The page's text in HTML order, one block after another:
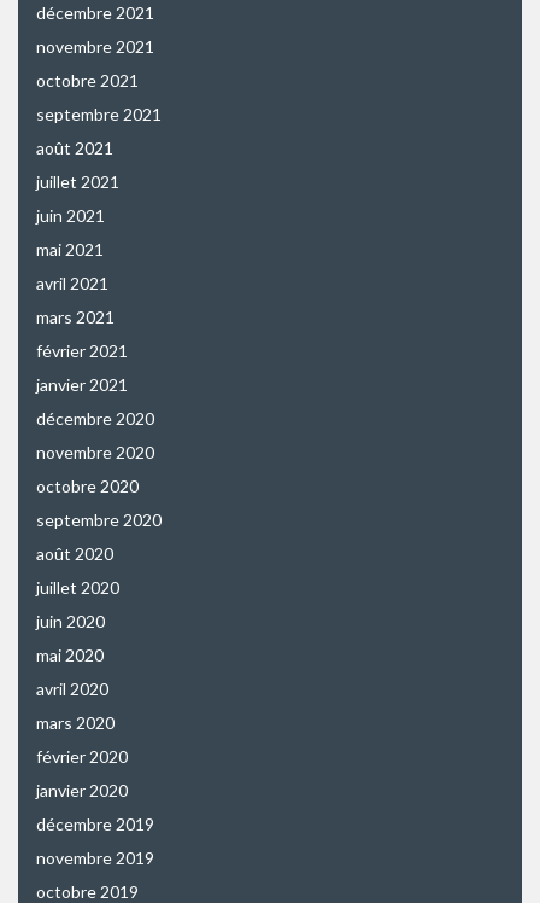
décembre 2021
novembre 2021
octobre 2021
septembre 2021
août 2021
juillet 2021
juin 2021
mai 2021
avril 2021
mars 2021
février 2021
janvier 2021
décembre 2020
novembre 2020
octobre 2020
septembre 2020
août 2020
juillet 2020
juin 2020
mai 2020
avril 2020
mars 2020
février 2020
janvier 2020
décembre 2019
novembre 2019
octobre 2019